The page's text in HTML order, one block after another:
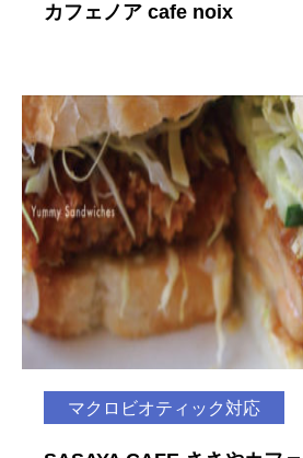
カフェノア cafe noix
マクロビオティック対応